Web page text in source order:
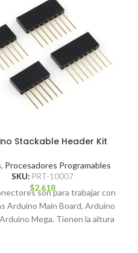
Stackable Header Kit
, Procesadores Programables
SKU: PRT-10007
$2.618
son para trabajar con
Arduino Main Board, Arduino
Mega. Tienen la altura